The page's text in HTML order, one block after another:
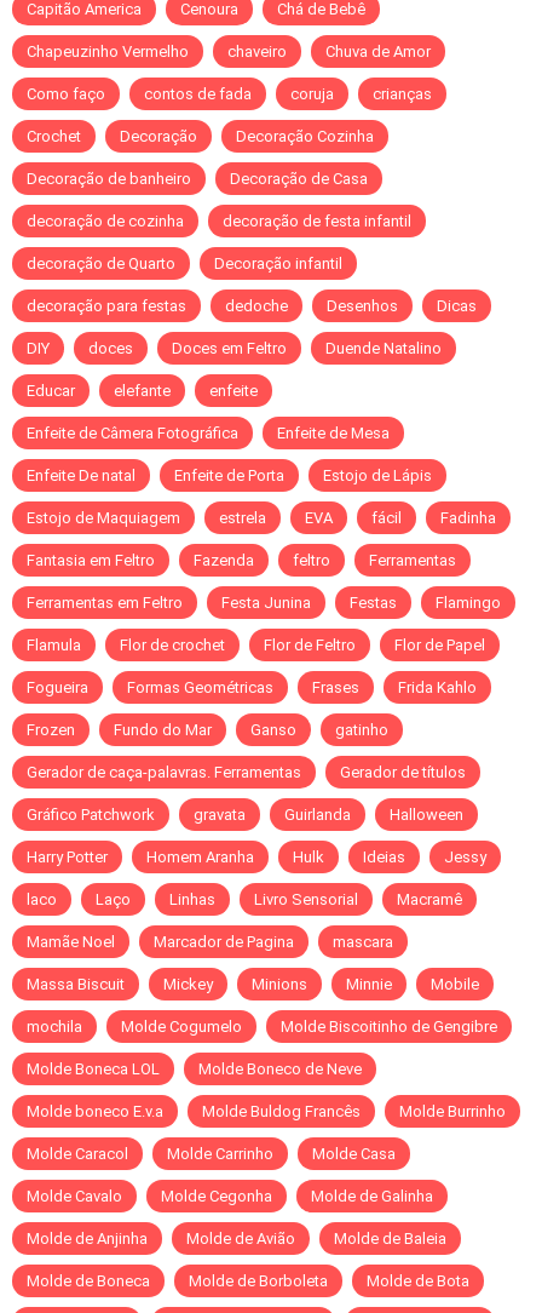
Capitão America Cenoura Chá de Bebê
Chapeuzinho Vermelho chaveiro Chuva de Amor
Como faço contos de fada coruja crianças
Crochet Decoração Decoração Cozinha
Decoração de banheiro Decoração de Casa
decoração de cozinha decoração de festa infantil
decoração de Quarto Decoração infantil
decoração para festas dedoche Desenhos Dicas
DIY doces Doces em Feltro Duende Natalino
Educar elefante enfeite
Enfeite de Câmera Fotográfica Enfeite de Mesa
Enfeite De natal Enfeite de Porta Estojo de Lápis
Estojo de Maquiagem estrela EVA fácil Fadinha
Fantasia em Feltro Fazenda feltro Ferramentas
Ferramentas em Feltro Festa Junina Festas Flamingo
Flamula Flor de crochet Flor de Feltro Flor de Papel
Fogueira Formas Geométricas Frases Frida Kahlo
Frozen Fundo do Mar Ganso gatinho
Gerador de caça-palavras. Ferramentas Gerador de títulos
Gráfico Patchwork gravata Guirlanda Halloween
Harry Potter Homem Aranha Hulk Ideias Jessy
laco Laço Linhas Livro Sensorial Macramê
Mamãe Noel Marcador de Pagina mascara
Massa Biscuit Mickey Minions Minnie Mobile
mochila Molde Cogumelo Molde Biscoitinho de Gengibre
Molde Boneca LOL Molde Boneco de Neve
Molde boneco E.v.a Molde Buldog Francês Molde Burrinho
Molde Caracol Molde Carrinho Molde Casa
Molde Cavalo Molde Cegonha Molde de Galinha
Molde de Anjinha Molde de Avião Molde de Baleia
Molde de Boneca Molde de Borboleta Molde de Bota